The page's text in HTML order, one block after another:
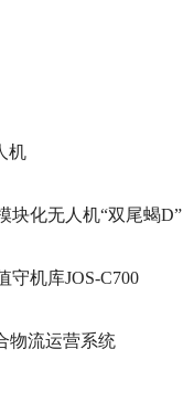
机
块化无人机“双尾蝎D”
守机库JOS-C700
物流运营系统